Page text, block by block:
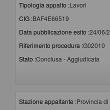
Tipologia appalto :Lavori
CIG :BAF4E66519
Data pubblicazione esito :24/06/
Riferimento procedura :G02010
Stato :Conclusa - Aggiudicata
Stazione appaltante :Provincia